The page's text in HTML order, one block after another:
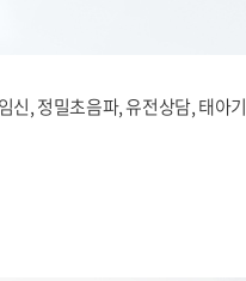
신, 정밀초음파, 유전상담, 태아